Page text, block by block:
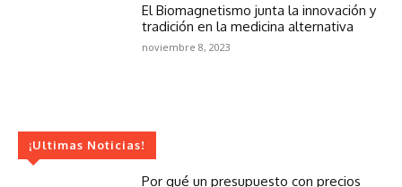
El Biomagnetismo junta la innovación y
tradición en la medicina alternativa
noviembre 8, 2023
¡Ultimas Noticias!
Por qué un presupuesto con precios